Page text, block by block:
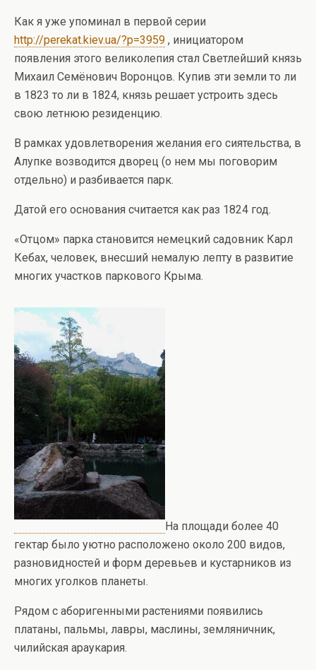
Как я уже упоминал в первой серии
http://perekat.kiev.ua/?p=3959 , инициатором
появления этого великолепия стал Светлейший князь
Михаил Семёнович Воронцов. Купив эти земли то ли
в 1823 то ли в 1824, князь решает устроить здесь
свою летнюю резиденцию.
В рамках удовлетворения желания его сиятельства, в
Алупке возводится дворец (о нем мы поговорим
отдельно) и разбивается парк.
Датой его основания считается как раз 1824 год.
«Отцом» парка становится немецкий садовник Карл
Кебах, человек, внесший немалую лепту в развитие
многих участков паркового Крыма.
На площади более 40
гектар было уютно расположено около 200 видов,
разновидностей и форм деревьев и кустарников из
многих уголков планеты.
Рядом с аборигенными растениями появились
платаны, пальмы, лавры, маслины, земляничник,
чилийская араукария.